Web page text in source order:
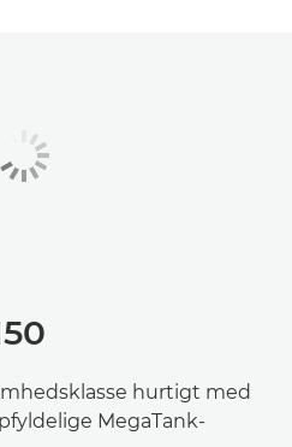
hurtigt med
MegaTank-